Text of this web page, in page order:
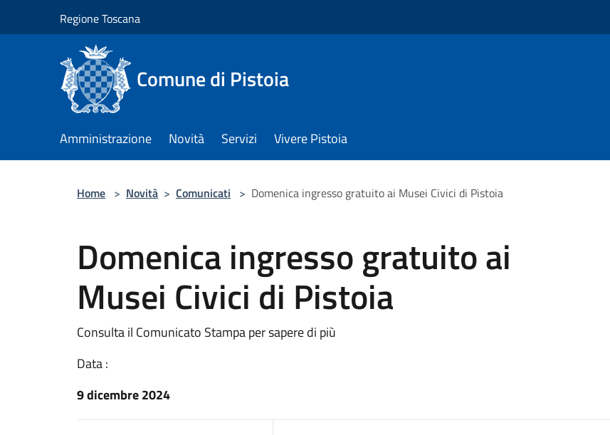
Regione Toscana
Comune di Pistoia
Amministrazione Novità Servizi Vivere Pistoia
Home > Novità > Comunicati > Domenica ingresso gratuito ai Musei Civici di Pistoia
Domenica ingresso gratuito ai
Musei Civici di Pistoia
Consulta il Comunicato Stampa per sapere di più
Data :
9 dicembre 2024